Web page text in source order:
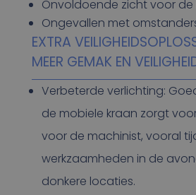
Onvoldoende zicht voor
Ongevallen met
EXTRA
MEER GEMAK EN
Verbeterde verlichting:
de mobiele kraan zorgt
voor de machinist, vooral
werkzaamheden in de
donkere locaties.